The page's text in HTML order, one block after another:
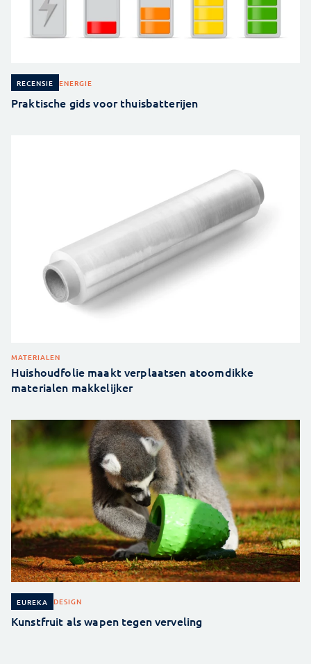
RECENSIE ENERGIE
Praktische gids voor thuisbatterijen
MATERIALEN
Huishoudfolie maakt verplaatsen atoomdikke
materialen makkelijker
EUREKA DESIGN
Kunstfruit als wapen tegen verveling